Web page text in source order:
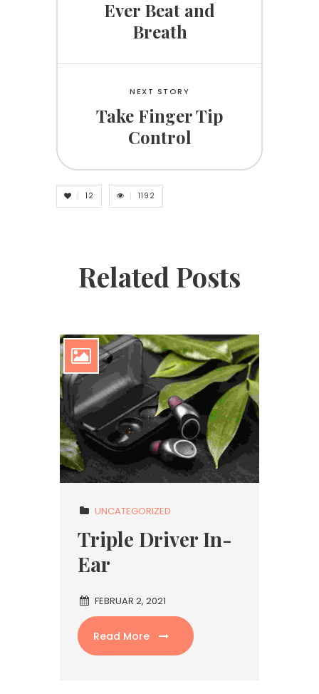
Ever Beat and
Breath
NEXT STORY
Take Finger Tip
Control
12 1192
Related Posts
UNCATEGORIZED
Triple Driver In-
Ear
FEBRUAR 2, 2021
Read More